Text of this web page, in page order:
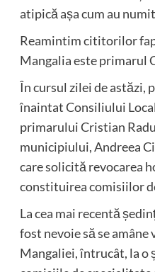
atipică așa cum au
Reamintim cititorilor
Mangalia este primarul
În cursul zilei de astăzi,
înaintat Consiliului
primarului Cristian
municipiului, Andreea
care solicită revocarea
constituirea comisiilor
La cea mai recentă
fost nevoie să se
Mangaliei, întrucât, la o